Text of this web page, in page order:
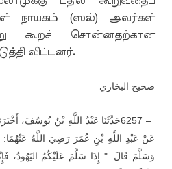
நாயகம் (ஸல்) அவர்கள்
கூறச் சொன்னதற்கான
விட்டனர்.
صحيح البخاري
6257 –حَدَّثَنَا عَبْدُ اللَّهِ بْنُ يُوسُفَ،
عَنْ عَبْدِ اللَّهِ بْنِ عُمَرَ رَضِيَ اللَّهُ
وَسَلَّمَ قَالَ: " إِذَا سَلَّمَ عَلَيْكُمُ اليَهُودُ،